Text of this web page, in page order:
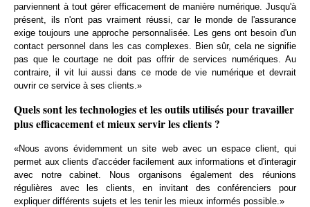
parviennent à tout gérer efficacement de manière numérique. Jusqu'à
présent, ils n'ont pas vraiment réussi, car le monde de l'assurance
exige toujours une approche personnalisée. Les gens ont besoin d'un
contact personnel dans les cas complexes. Bien sûr, cela ne signifie
pas que le courtage ne doit pas offrir de services numériques. Au
contraire, il vit lui aussi dans ce mode de vie numérique et devrait
ouvrir ce service à ses clients.»
Quels sont les technologies et les outils utilisés pour travailler
plus efficacement et mieux servir les clients ?
«Nous avons évidemment un site web avec un espace client, qui
permet aux clients d'accéder facilement aux informations et d'interagir
avec notre cabinet. Nous organisons également des réunions
régulières avec les clients, en invitant des conférenciers pour
expliquer différents sujets et les tenir les mieux informés possible.»